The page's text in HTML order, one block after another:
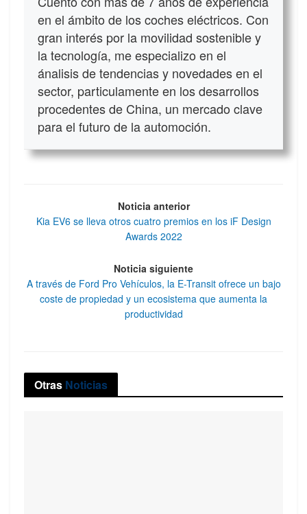
en el ámbito de los coches eléctricos. Con
gran interés por la movilidad sostenible y
la tecnología, me especializo en el
ánalisis de tendencias y novedades en el
sector, particulamente en los desarrollos
procedentes de China, un mercado clave
para el futuro de la automoción.
Noticia anterior
Kia EV6 se lleva otros cuatro premios en los iF Design
Awards 2022
Noticia siguiente
A través de Ford Pro Vehículos, la E-Transit ofrece un bajo
coste de propiedad y un ecosistema que aumenta la
productividad
Otras Noticias